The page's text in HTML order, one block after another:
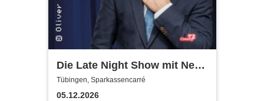
Die Late Night Show mit Nebi
Tuncer
Tübingen, Sparkassencarré
05.12.2026